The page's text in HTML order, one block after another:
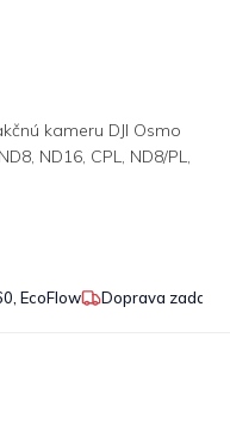
kameru DJI Osmo
ND16, CPL, ND8/PL,
EcoFlow Doprava